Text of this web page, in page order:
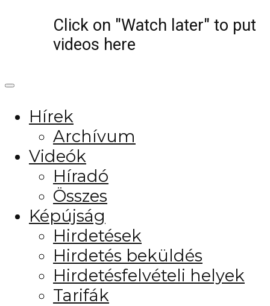
Click on "Watch later" to put
videos here
Hírek
Archívum
Videók
Híradó
Összes
Képújság
Hirdetések
Hirdetés beküldés
Hirdetésfelvételi helyek
Tarifák